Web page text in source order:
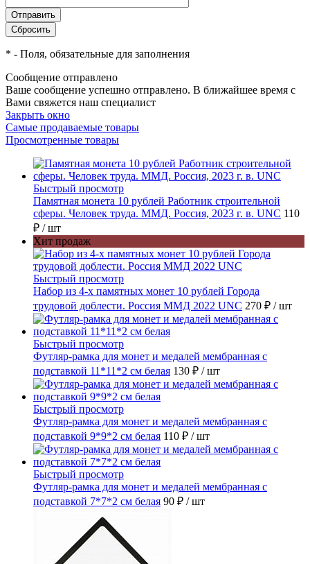
* - Поля, обязательные для заполнения
Сообщение отправлено
Ваше сообщение успешно отправлено. В ближайшее время с
Вами свяжется наш специалист
Закрыть окно
Самые продаваемые товары
Просмотренные товары
Быстрый просмотр
Памятная монета 10 рублей Работник строительной
сферы. Человек труда. ММД. Россия, 2023 г. в. UNC 110
₽ / шт
Хит продаж
Быстрый просмотр
Набор из 4-х памятных монет 10 рублей Города
трудовой доблести. Россия ММД 2022 UNC 270 ₽ / шт
Быстрый просмотр
Футляр-рамка для монет и медалей мембранная с
подставкой 11*11*2 см белая 130 ₽ / шт
Быстрый просмотр
Футляр-рамка для монет и медалей мембранная с
подставкой 9*9*2 см белая 110 ₽ / шт
Быстрый просмотр
Футляр-рамка для монет и медалей мембранная с
подставкой 7*7*2 см белая 90 ₽ / шт